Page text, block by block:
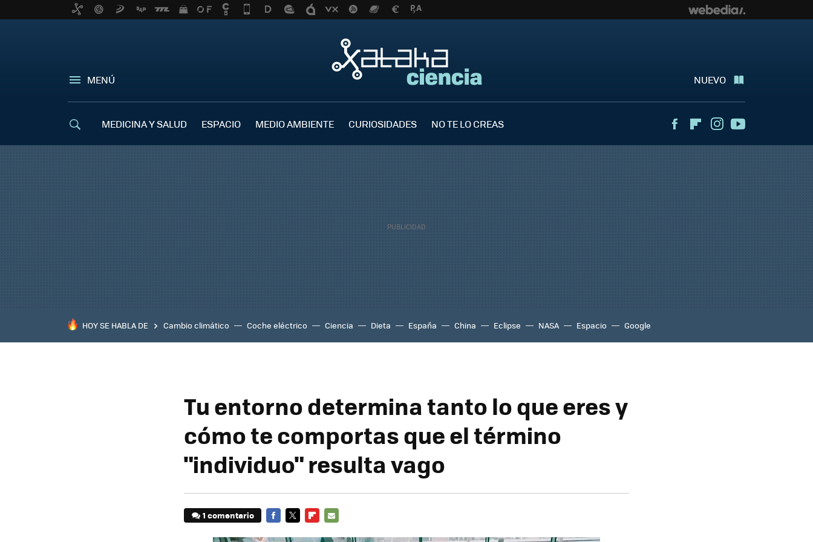
MENÚ NUEVO
MEDICINA Y SALUD ESPACIO MEDIO AMBIENTE CURIOSIDADES NO TE LO CREAS FacebookFlipboardInstagram
HOY SE HABLA DE Cambio climático Coche eléctrico Ciencia Dieta España China Eclipse NASA Espacio Google
Tu entorno determina tanto lo que eres y
cómo te comportas que el término
"individuo" resulta vago
1 comentario